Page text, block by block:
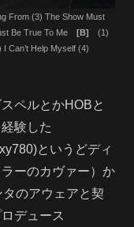
From (3) The Show Must
Be True To Me [B] (1)
Can’t Help Myself (4)
ペルとかHOBと
験した
というどディ
ーのカヴァー）か
のアウェアと契
デュース